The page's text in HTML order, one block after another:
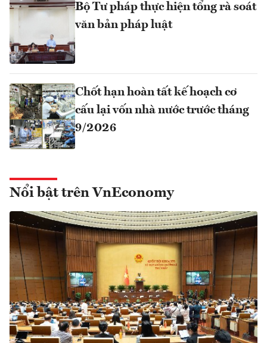
Bộ Tư pháp thực hiện tổng rà soát
văn bản pháp luật
Chốt hạn hoàn tất kế hoạch cơ
cấu lại vốn nhà nước trước tháng
9/2026
Nổi bật trên VnEconomy